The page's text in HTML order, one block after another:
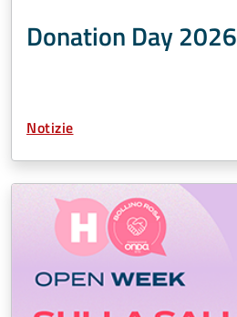
Donation Day 2026
Tipo Contenuto:
Notizie